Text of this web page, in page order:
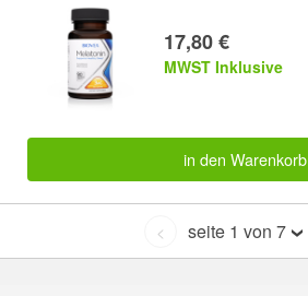
17,80 €
MWST Inklusive
in den Warenkorb
< seite 1 von 7